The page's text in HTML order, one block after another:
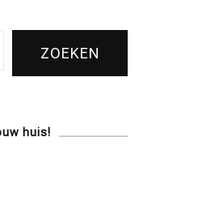
ZOEKEN
huis!